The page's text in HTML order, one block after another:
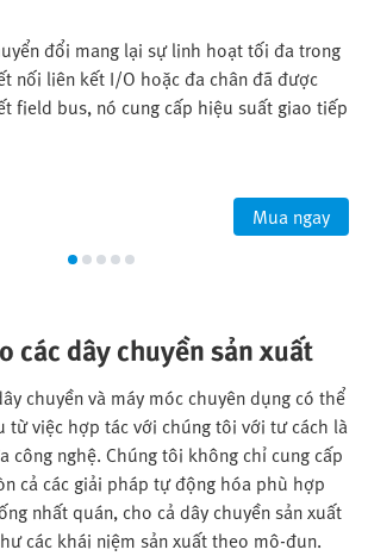
đổi mang lại sự linh hoạt tối đa trong
nối liên kết I/O hoặc đa chân đã được
field bus, nó cung cấp hiệu suất giao tiếp
Mua ngay
các dây chuyền sản xuất
chuyền và máy móc chuyên dụng có thể
từ việc hợp tác với chúng tôi với tư cách là
công nghệ. Chúng tôi không chỉ cung cấp
cả các giải pháp tự động hóa phù hợp
nhất quán, cho cả dây chuyền sản xuất
các khái niệm sản xuất theo mô-đun.